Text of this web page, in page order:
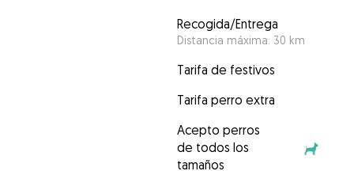
Recogida/Entrega
Distancia máxima: 30 km
Tarifa de festivos
Tarifa perro extra
Acepto perros
de todos los
tamaños